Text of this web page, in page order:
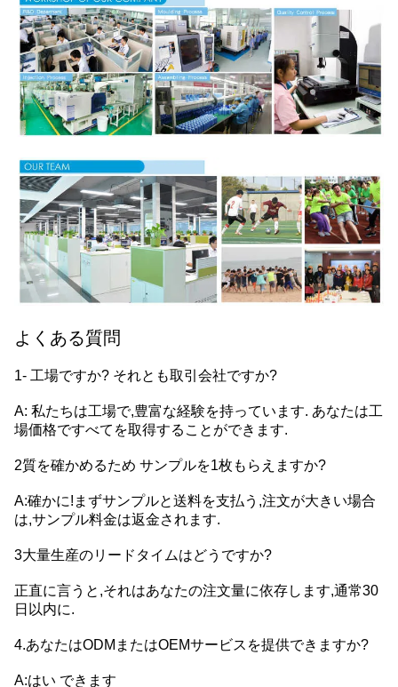
よくある質問
1- 工場ですか? それとも取引会社ですか?
A: 私たちは工場で,豊富な経験を持っています. あなたは工
場価格ですべてを取得することができます.
2質を確かめるため サンプルを1枚もらえますか?
A:確かに!まずサンプルと送料を支払う,注文が大きい場合
は,サンプル料金は返金されます.
3大量生産のリードタイムはどうですか?
正直に言うと,それはあなたの注文量に依存します,通常30
日以内に.
4.あなたはODMまたはOEMサービスを提供できますか?
A:はい できます